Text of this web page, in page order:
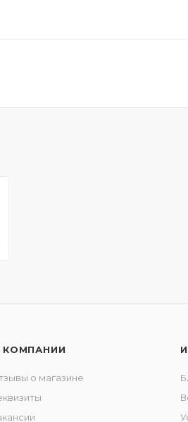
КОМПАНИИ
о магазине